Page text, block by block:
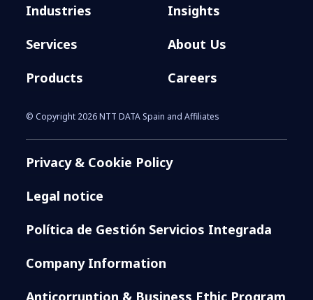
Industries
Services
Products
Insights
About Us
Careers
© Copyright 2026 NTT DATA Spain and Affiliates
Privacy & Cookie Policy
Legal notice
Política de Gestión Servicios Integrada
Company Information
Anticorruption & Business Ethic Program